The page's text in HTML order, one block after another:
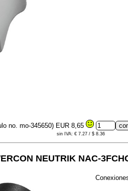
no. mo-345650) EUR 8,65
sin IVA: € 7.27 / $ 8.36
NEUTRIK NAC-